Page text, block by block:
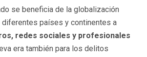
se beneficia de la globalización
países y continentes a
redes sociales y profesionales
era también para los delitos